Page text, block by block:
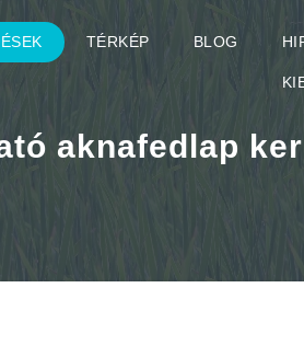
TÉRKÉP BLOG
aknafedlap